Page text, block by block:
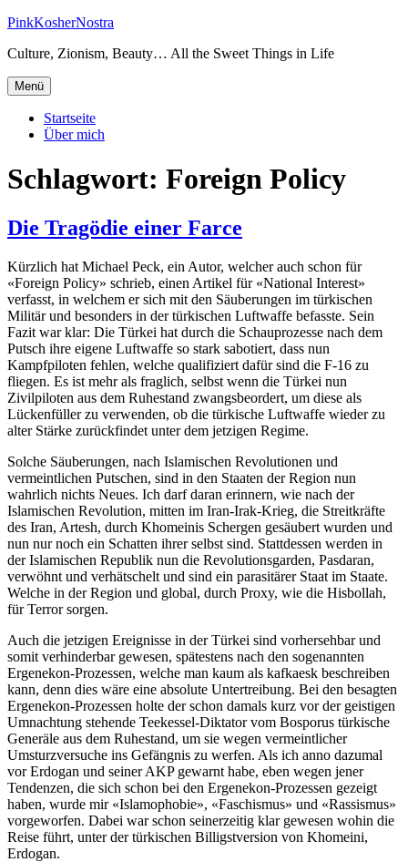
Zum
springen
PinkKosherNostra
Culture, Zionism, Beauty… All the Sweet Things in Life
Menü
Startseite
Über mich
Schlagwort: Foreign Policy
Die Tragödie einer Farce
Kürzlich hat Michael Peck, ein Autor, welcher auch schon für
«Foreign Policy» schrieb, einen Artikel für «National Interest»
verfasst, in welchem er sich mit den Säuberungen im türkischen
Militär und besonders in der türkischen Luftwaffe befasste. Sein
Fazit war klar: Die Türkei hat durch die Schauprozesse nach dem
Putsch ihre eigene Luftwaffe so stark sabotiert, dass nun
Kampfpiloten fehlen, welche qualifiziert dafür sind die F-16 zu
fliegen. Es ist mehr als fraglich, selbst wenn die Türkei nun
Zivilpiloten aus dem Ruhestand zwangsbeordert, um diese als
Lückenfüller zu verwenden, ob die türkische Luftwaffe wieder zu
alter Stärke zurückfindet unter dem jetzigen Regime.
Solche Säuberungen, nach Islamischen Revolutionen und
vermeintlichen Putschen, sind in den Staaten der Region nun
wahrlich nichts Neues. Ich darf daran erinnern, wie nach der
Islamischen Revolution, mitten im Iran-Irak-Krieg, die Streitkräfte
des Iran, Artesh, durch Khomeinis Schergen gesäubert wurden und
nun nur noch ein Schatten ihrer selbst sind. Stattdessen werden in
der Islamischen Republik nun die Revolutionsgarden, Pasdaran,
verwöhnt und verhätschelt und sind ein parasitärer Staat im Staate.
Welche in der Region und global, durch Proxy, wie die Hisbollah,
für Terror sorgen.
Auch die jetzigen Ereignisse in der Türkei sind vorhersehbar und
somit verhinderbar gewesen, spätestens nach den sogenannten
Ergenekon-Prozessen, welche man kaum als kafkaesk beschreiben
kann, denn dies wäre eine absolute Untertreibung. Bei den besagten
Ergenekon-Prozessen holte der schon damals kurz vor der geistigen
Umnachtung stehende Teekessel-Diktator vom Bosporus türkische
Generäle aus dem Ruhestand, um sie wegen vermeintlicher
Umsturzversuche ins Gefängnis zu werfen. Als ich anno dazumal
vor Erdogan und seiner AKP gewarnt habe, eben wegen jener
Tendenzen, die sich schon bei den Ergenekon-Prozessen gezeigt
haben, wurde mir «Islamophobie», «Faschismus» und «Rassismus»
vorgeworfen. Dabei war schon seinerzeitig klar gewesen wohin die
Reise führt, unter der türkischen Billigstversion von Khomeini,
Erdogan.